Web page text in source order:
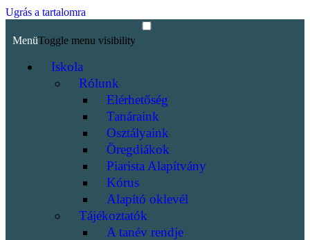
Ugrás a tartalomra
MenüToggle menu visibility
Iskola
Rólunk
Elérhetőség
Tanáraink
Osztályaink
Öregdiákok
Piarista Alapítvány
Kórus
Alapító oklevél
Tájékoztatók
A tanév rendje